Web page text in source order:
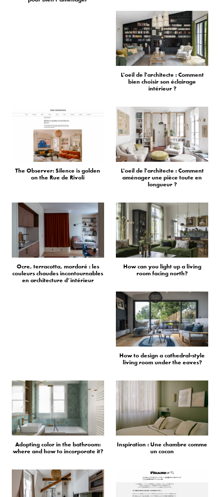
L'oeil de l'architecte : Comment
bien choisir son éclairage
intérieur ?
The Observer: Silence is golden
on the Rue de Rivoli
L'oeil de l'architecte : Comment
aménager une pièce toute en
longueur ?
Ocre, terracotta, mordoré : les
couleurs chaudes incontournables
en architecture d’intérieur
How can you light up a living
room facing north?
How to design a cathedral-style
living room under the eaves?
Adopting color in the bathroom:
where and how to incorporate it?
Inspiration : Une chambre comme
un cocon